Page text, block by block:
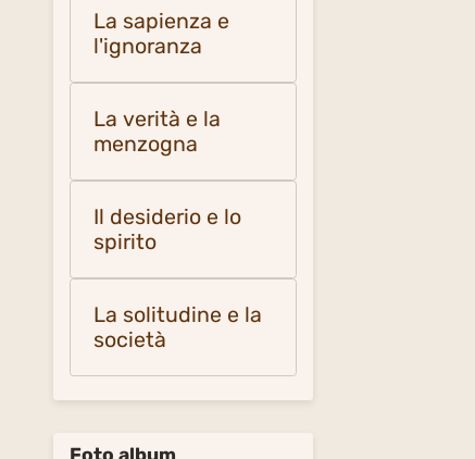
La sapienza e
l'ignoranza
La verità e la
menzogna
Il desiderio e lo
spirito
La solitudine e la
società
Foto album